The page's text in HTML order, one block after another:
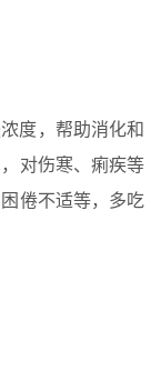
度，帮助消化和
对伤寒、痢疾等
倦不适等，多吃